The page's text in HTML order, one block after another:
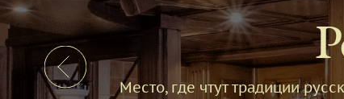
Место, где чтут традиции